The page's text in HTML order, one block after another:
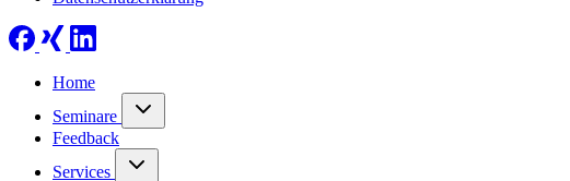
Home
Seminare
Feedback
Services